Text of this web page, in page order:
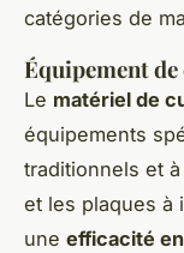
catégories de
Équipement
Le matériel de
équipements
traditionnels et
et les plaques à
une efficacité